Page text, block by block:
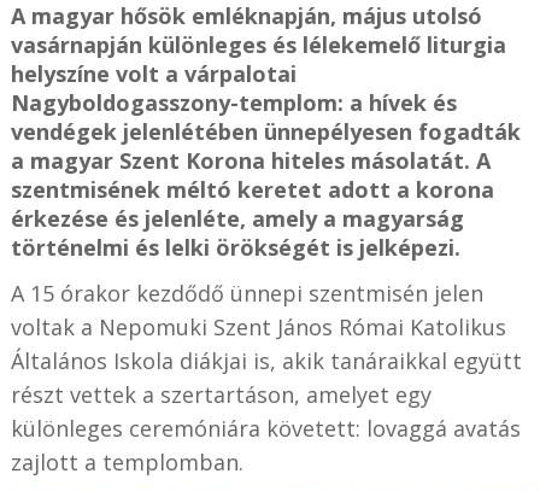
A magyar hősök emléknapján, május utolsó
vasárnapján különleges és lélekemelő liturgia
helyszíne volt a várpalotai
Nagyboldogasszony-templom: a hívek és
vendégek jelenlétében ünnepélyesen fogadták
a magyar Szent Korona hiteles másolatát. A
szentmisének méltó keretet adott a korona
érkezése és jelenléte, amely a magyarság
történelmi és lelki örökségét is jelképezi.
A 15 órakor kezdődő ünnepi szentmisén jelen
voltak a Nepomuki Szent János Római Katolikus
Általános Iskola diákjai is, akik tanáraikkal együtt
részt vettek a szertartáson, amelyet egy
különleges ceremóniára követett: lovaggá avatás
zajlott a templomban.